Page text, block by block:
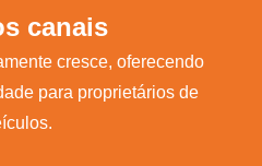
canais
cresce, oferecendo
para proprietários de